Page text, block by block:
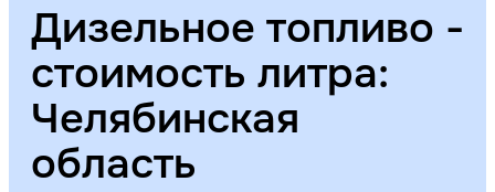
Дизельное топливо -
стоимость литра:
Челябинская
область